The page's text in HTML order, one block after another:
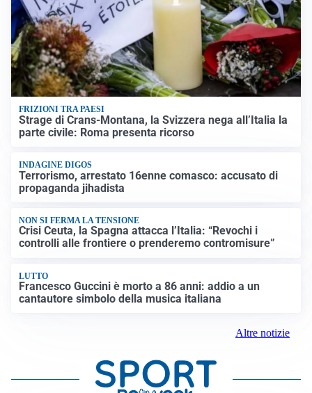
FRIZIONI TRA PAESI
Strage di Crans-Montana, la Svizzera nega all’Italia la
parte civile: Roma presenta ricorso
INDAGINE DIGOS
Terrorismo, arrestato 16enne comasco: accusato di
propaganda jihadista
NON SI FERMA LA TENSIONE
Crisi Ceuta, la Spagna attacca l’Italia: “Revochi i
controlli alle frontiere o prenderemo contromisure”
LUTTO
Francesco Guccini è morto a 86 anni: addio a un
cantautore simbolo della musica italiana
Altre notizie